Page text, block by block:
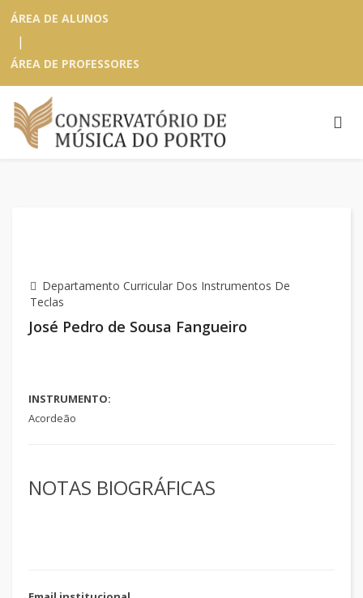
ÁREA DE ALUNOS
|
ÁREA DE PROFESSORES
Departamento Curricular Dos Instrumentos De
Teclas
José Pedro de Sousa Fangueiro
INSTRUMENTO:
Acordeão
NOTAS BIOGRÁFICAS